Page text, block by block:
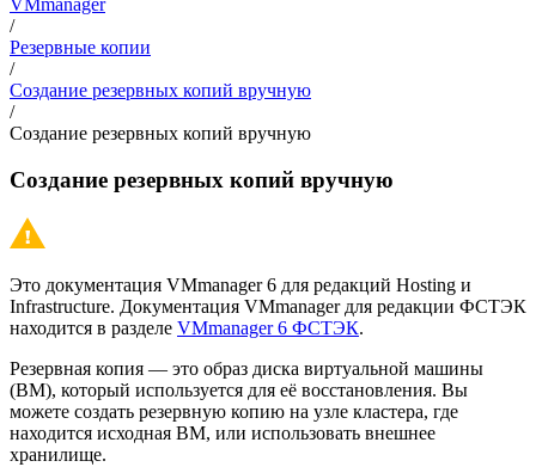
VMmanager
/
Резервные копии
/
Создание резервных копий вручную
/
Создание резервных копий вручную
Создание резервных копий вручную
Это документация VMmanager 6 для редакций Hosting и
Infrastructure. Документация VMmanager для редакции ФСТЭК
находится в разделе VMmanager 6 ФСТЭК.
Резервная копия — это образ диска виртуальной машины
(ВМ), который используется для её восстановления. Вы
можете создать резервную копию на узле кластера, где
находится исходная ВМ, или использовать внешнее
хранилище.